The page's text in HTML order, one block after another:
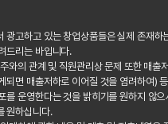
광고하고 있는 창업상품들은 실제 존재하
드리는 바입니다.
와의 관계 및 직원관리상 문제 또한 매출
되면 매출저하로 이어질 것을 염려하여)
를 운영한다는 것을 밝히기를 원하지 않으
원하십니다.